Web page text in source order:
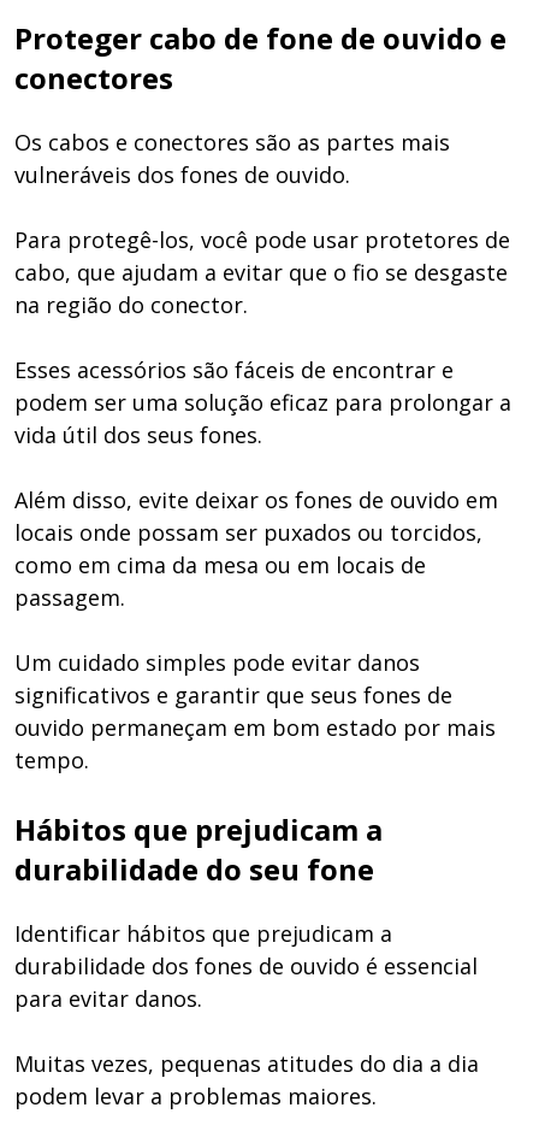
Proteger cabo de fone de ouvido e
conectores
Os cabos e conectores são as partes mais
vulneráveis dos fones de ouvido.
Para protegê-los, você pode usar protetores de
cabo, que ajudam a evitar que o fio se desgaste
na região do conector.
Esses acessórios são fáceis de encontrar e
podem ser uma solução eficaz para prolongar a
vida útil dos seus fones.
Além disso, evite deixar os fones de ouvido em
locais onde possam ser puxados ou torcidos,
como em cima da mesa ou em locais de
passagem.
Um cuidado simples pode evitar danos
significativos e garantir que seus fones de
ouvido permaneçam em bom estado por mais
tempo.
Hábitos que prejudicam a
durabilidade do seu fone
Identificar hábitos que prejudicam a
durabilidade dos fones de ouvido é essencial
para evitar danos.
Muitas vezes, pequenas atitudes do dia a dia
podem levar a problemas maiores.